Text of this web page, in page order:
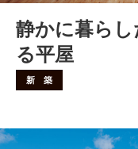
静かに暮ら
る平屋
新 築